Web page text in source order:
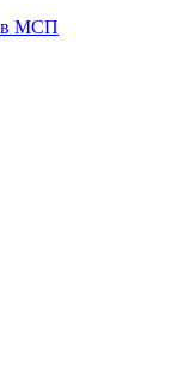
МСП